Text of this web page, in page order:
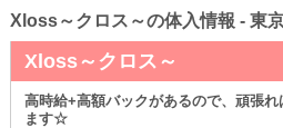
Xloss～クロス～の体入情報 - 東
Xloss～クロス～
高時給+高額バックがあるので、頑張
ます☆